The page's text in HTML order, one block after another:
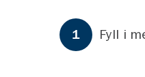
Formuläret har
1 Steg 1
Fyll i